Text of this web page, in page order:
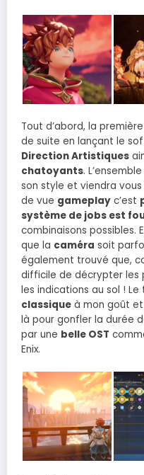
Tout d’abord, la
de suite en lançant le
Direction Artistiques
chatoyants.
son style et viendra vous
de vue gameplay c’est
système de jobs est
combinaisons possibles.
que la caméra soit
également trouvé que,
difficile de décrypter les
les indications au sol !
classique à mon goût
là pour gonfler la durée
par une belle OST
Enix.